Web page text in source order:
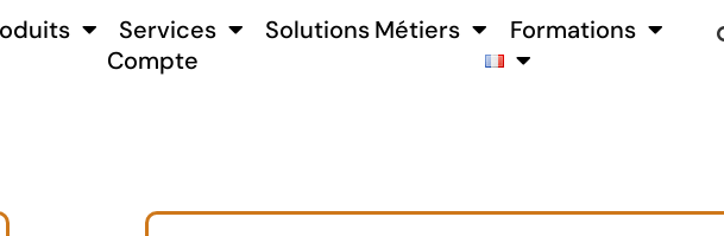
Services Solutions Métiers
Formations
Compte